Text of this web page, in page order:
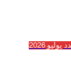
يوليو 2026